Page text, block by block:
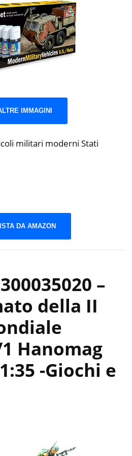
IMMAGINI
militari moderni Stati
DA AMAZON
–
della II
Hanomag
-Giochi e